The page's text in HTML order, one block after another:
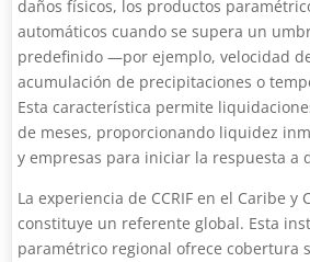
daños físicos, los productos
automáticos cuando se supera un
predefinido —por ejemplo, velocidad
acumulación de precipitaciones o
Esta característica permite
de meses, proporcionando liquidez
y empresas para iniciar la respuesta a
La experiencia de CCRIF en el Caribe y
constituye un referente global. Esta
paramétrico regional ofrece cobertura